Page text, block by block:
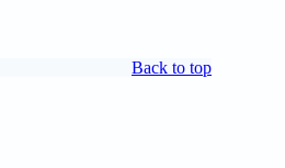
Back to top